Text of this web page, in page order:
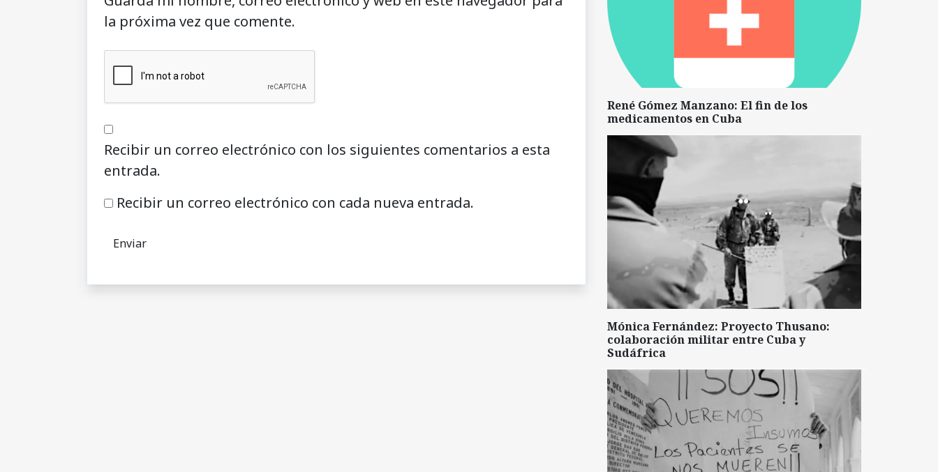
la próxima vez que comente.
Recibir un correo electrónico con los siguientes comentarios a esta
entrada.
Recibir un correo electrónico con cada nueva entrada.
René Gómez Manzano: El fin de los
medicamentos en Cuba
Mónica Fernández: Proyecto Thusano:
colaboración militar entre Cuba y
Sudáfrica